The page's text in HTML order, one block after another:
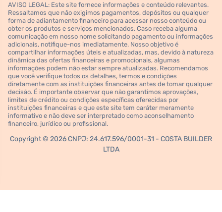
AVISO LEGAL: Este site fornece informações e conteúdo relevantes.
Ressaltamos que não exigimos pagamentos, depósitos ou qualquer
forma de adiantamento financeiro para acessar nosso conteúdo ou
obter os produtos e serviços mencionados. Caso receba alguma
comunicação em nosso nome solicitando pagamento ou informações
adicionais, notifique-nos imediatamente. Nosso objetivo é
compartilhar informações úteis e atualizadas, mas, devido à natureza
dinâmica das ofertas financeiras e promocionais, algumas
informações podem não estar sempre atualizadas. Recomendamos
que você verifique todos os detalhes, termos e condições
diretamente com as instituições financeiras antes de tomar qualquer
decisão. É importante observar que não garantimos aprovações,
limites de crédito ou condições específicas oferecidas por
instituições financeiras e que este site tem caráter meramente
informativo e não deve ser interpretado como aconselhamento
financeiro, jurídico ou profissional.
Copyright © 2026 CNPJ: 24.617.596/0001-31 - COSTA BUILDER
LTDA